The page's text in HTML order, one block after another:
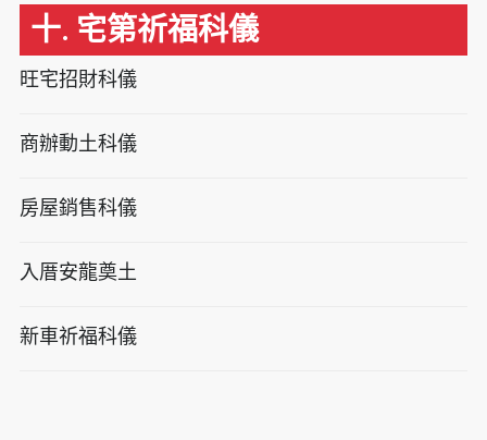
十. 宅第祈福科儀
旺宅招財科儀
商辦動土科儀
房屋銷售科儀
入厝安龍奠土
新車祈福科儀